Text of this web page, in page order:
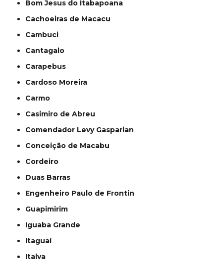
Bom Jesus do Itabapoana
Cachoeiras de Macacu
Cambuci
Cantagalo
Carapebus
Cardoso Moreira
Carmo
Casimiro de Abreu
Comendador Levy Gasparian
Conceição de Macabu
Cordeiro
Duas Barras
Engenheiro Paulo de Frontin
Guapimirim
Iguaba Grande
Itaguaí
Italva